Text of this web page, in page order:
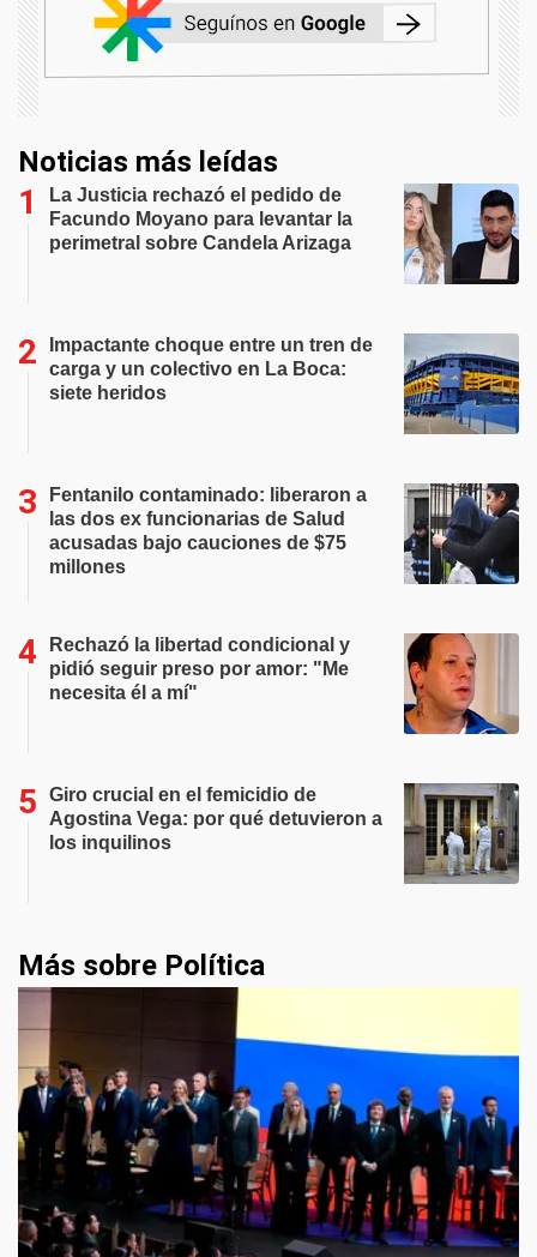
Noticias más leídas
La Justicia rechazó el pedido de
Facundo Moyano para levantar la
perimetral sobre Candela Arizaga
Impactante choque entre un tren de
carga y un colectivo en La Boca:
siete heridos
Fentanilo contaminado: liberaron a
las dos ex funcionarias de Salud
acusadas bajo cauciones de $75
millones
Rechazó la libertad condicional y
pidió seguir preso por amor: "Me
necesita él a mí"
Giro crucial en el femicidio de
Agostina Vega: por qué detuvieron a
los inquilinos
Más sobre Política